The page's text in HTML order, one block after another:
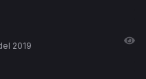
2019